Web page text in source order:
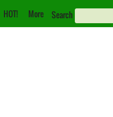
HOT! More Search